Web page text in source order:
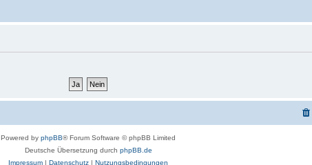
Powered by phpBB® Forum Software © phpBB Limited
Deutsche Übersetzung durch phpBB.de
Impressum | Datenschutz | Nutzungsbedingungen